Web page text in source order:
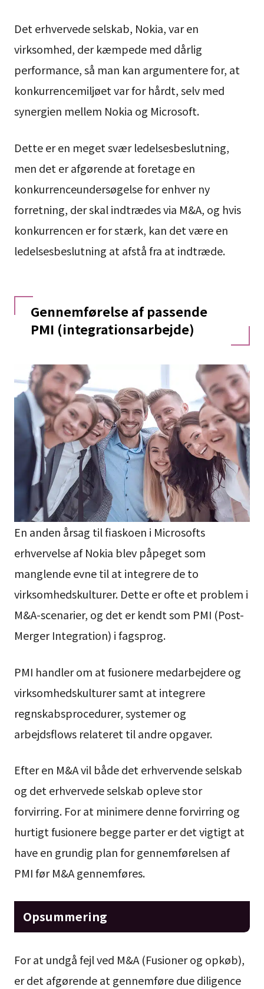
Det erhvervede selskab, Nokia, var en
virksomhed, der kæmpede med dårlig
performance, så man kan argumentere for, at
konkurrencemiljøet var for hårdt, selv med
synergien mellem Nokia og Microsoft.
Dette er en meget svær ledelsesbeslutning,
men det er afgørende at foretage en
konkurrenceundersøgelse for enhver ny
forretning, der skal indtrædes via M&A, og hvis
konkurrencen er for stærk, kan det være en
ledelsesbeslutning at afstå fra at indtræde.
Gennemførelse af passende
PMI (integrationsarbejde)
En anden årsag til fiaskoen i Microsofts
erhvervelse af Nokia blev påpeget som
manglende evne til at integrere de to
virksomhedskulturer. Dette er ofte et problem i
M&A-scenarier, og det er kendt som PMI (Post-
Merger Integration) i fagsprog.
PMI handler om at fusionere medarbejdere og
virksomhedskulturer samt at integrere
regnskabsprocedurer, systemer og
arbejdsflows relateret til andre opgaver.
Efter en M&A vil både det erhvervende selskab
og det erhvervede selskab opleve stor
forvirring. For at minimere denne forvirring og
hurtigt fusionere begge parter er det vigtigt at
have en grundig plan for gennemførelsen af
PMI før M&A gennemføres.
Opsummering
For at undgå fejl ved M&A (Fusioner og opkøb),
er det afgørende at gennemføre due diligence